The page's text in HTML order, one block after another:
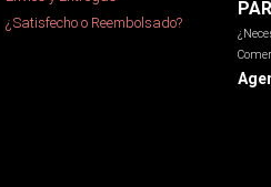
¿Satisfecho o Reembolsado?